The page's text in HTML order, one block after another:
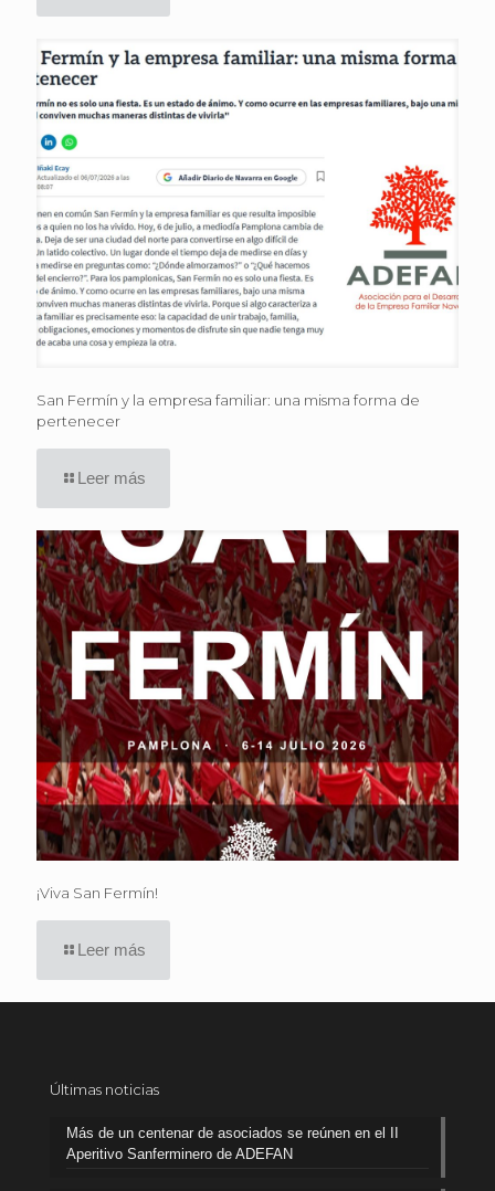
San Fermín y la empresa familiar: una misma forma de
pertenecer
Leer más
¡Viva San Fermín!
Leer más
Últimas noticias
Más de un centenar de asociados se reúnen en el II
Aperitivo Sanferminero de ADEFAN